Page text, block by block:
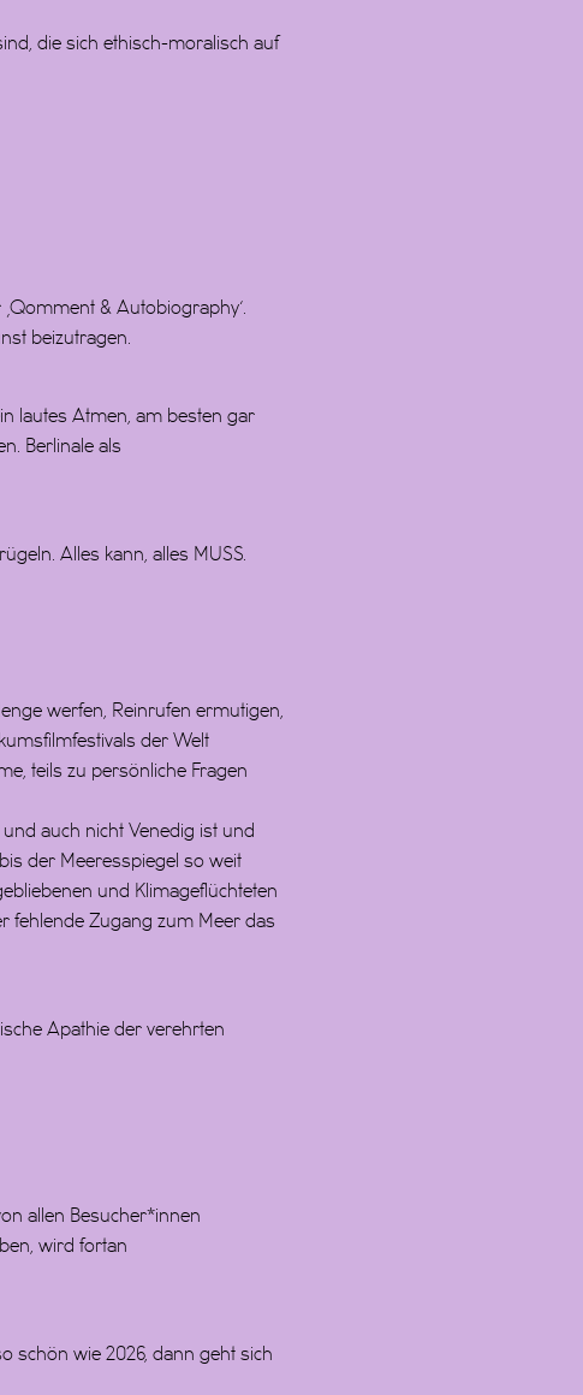
die sich ethisch-moralisch auf
& Autobiography‘.
beizutragen.
lautes Atmen, am besten gar
Berlinale als
Alles kann, alles MUSS.
werfen, Reinrufen ermutigen,
der Welt
teils zu persönliche Fragen
auch nicht Venedig ist und
der Meeresspiegel so weit
und Klimageflüchteten
fehlende Zugang zum Meer das
Apathie der verehrten
allen Besucher*innen
wird fortan
schön wie 2026, dann geht sich